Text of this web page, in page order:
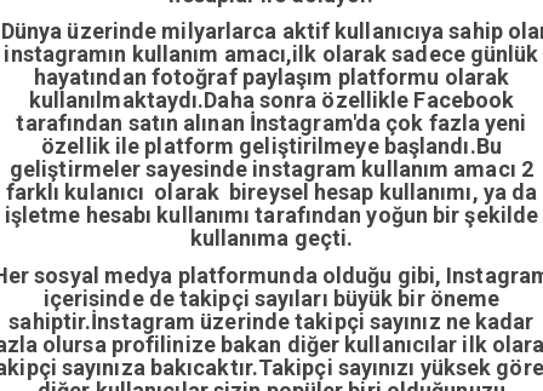
üzerinde milyarlarca aktif kullanıcıya sahip
instagramın kullanım amacı,ilk olarak sadece günlük
hayatından fotoğraf paylaşım platformu olarak
kullanılmaktaydı.Daha sonra özellikle Facebook
tarafından satın alınan İnstagram'da çok fazla yeni
özellik ile platform geliştirilmeye başlandı.Bu
geliştirmeler sayesinde instagram kullanım amacı 2
farklı kulanıcı olarak bireysel hesap kullanımı, ya da
işletme hesabı kullanımı tarafından yoğun bir şekilde
kullanıma geçti.
sosyal medya platformunda olduğu gibi,
içerisinde de takipçi sayıları büyük bir öneme
sahiptir.İnstagram üzerinde takipçi sayınız ne kadar
olursa profilinize bakan diğer kullanıcılar ilk
sayınıza bakıcaktır.Takipçi sayınızı yüksek